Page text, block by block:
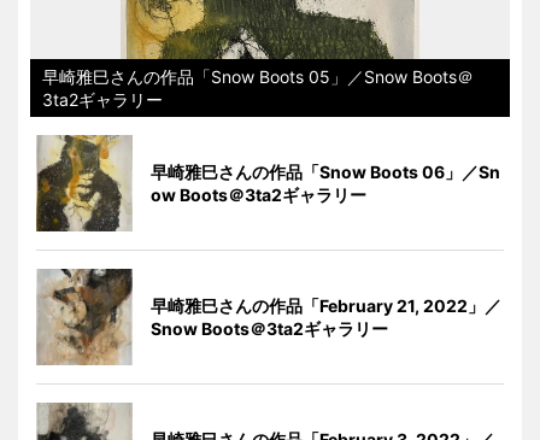
早崎雅巳さんの作品「Snow Boots 05」／Snow Boots＠
3ta2ギャラリー
早崎雅巳さんの作品「Snow Boots 06」／Sn
ow Boots＠3ta2ギャラリー
早崎雅巳さんの作品「February 21, 2022」／
Snow Boots＠3ta2ギャラリー